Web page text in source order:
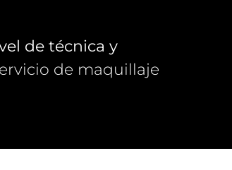
de técnica y
de maquillaje